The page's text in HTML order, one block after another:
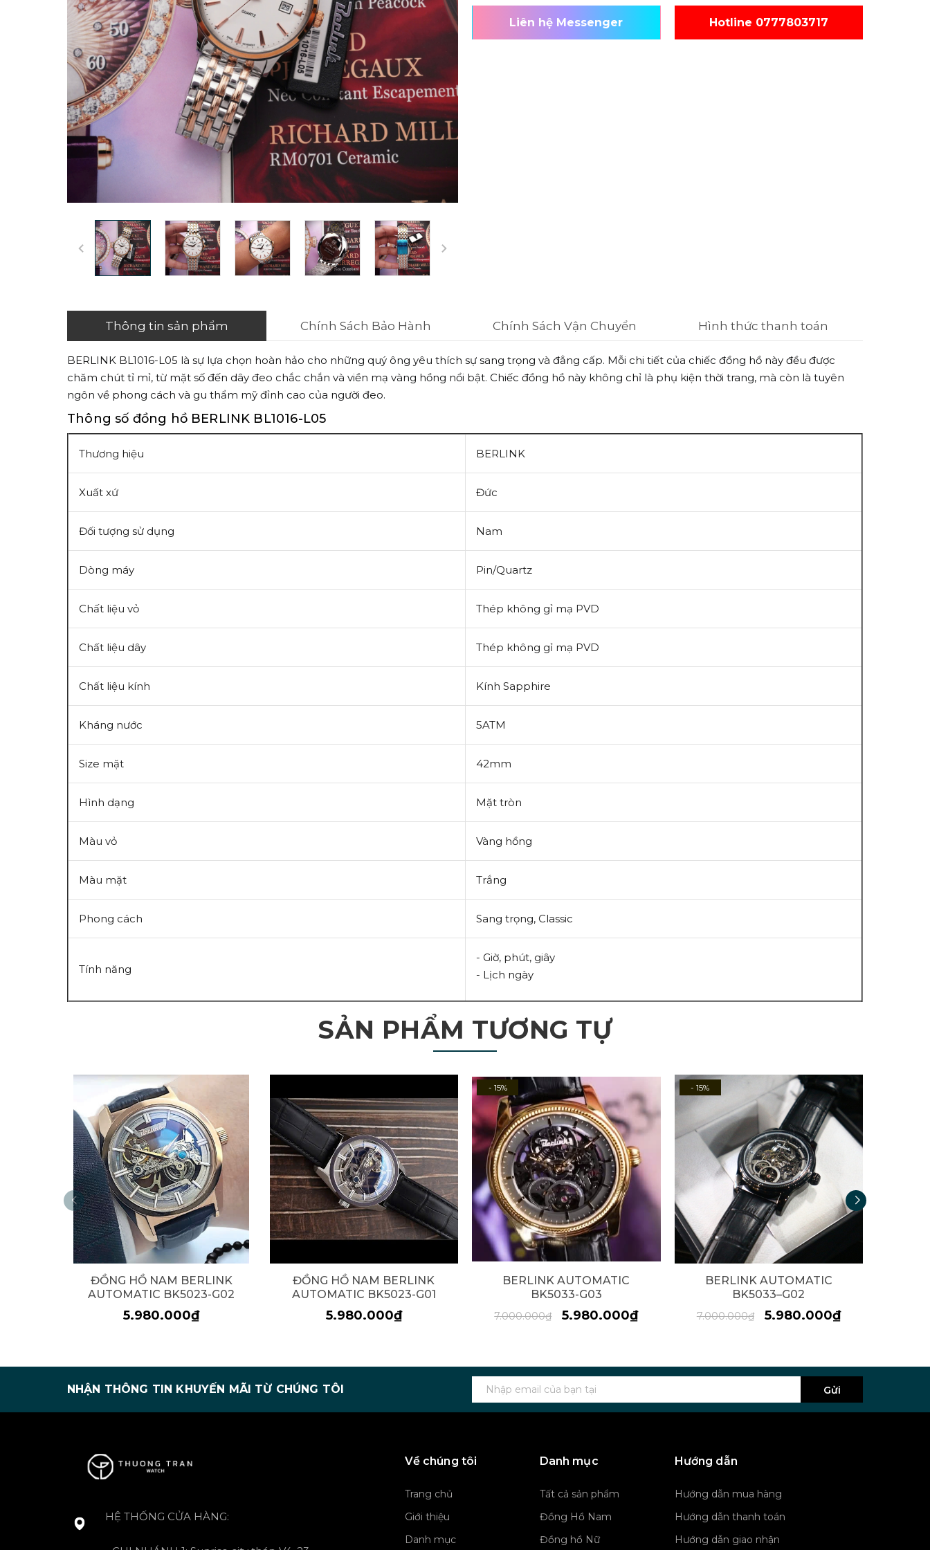
Liên hệ Messenger Hotline 0777803717
Thông tin sản phẩm Chính Sách Bảo Hành Chính Sách Vận Chuyển Hình thức thanh toán
BERLINK BL1016-L05 là sự lựa chọn hoàn hảo cho những quý ông yêu thích sự sang trọng và đẳng cấp. Mỗi chi tiết của chiếc đồng hồ này đều được
chăm chút tỉ mỉ, từ mặt số đến dây đeo chắc chắn và viền mạ vàng hồng nổi bật. Chiếc đồng hồ này không chỉ là phụ kiện thời trang, mà còn là tuyên
ngôn về phong cách và gu thẩm mỹ đỉnh cao của người đeo.
Thông số đồng hồ BERLINK BL1016-L05
Thương hiệu BERLINK
Xuất xứ Đức
Đối tượng sử dụng Nam
Dòng máy Pin/Quartz
Chất liệu vỏ Thép không gỉ mạ PVD
Chất liệu dây Thép không gỉ mạ PVD
Chất liệu kính Kính Sapphire
Kháng nước 5ATM
Size mặt 42mm
Hình dạng Mặt tròn
Màu vỏ Vàng hồng
Màu mặt Trắng
Phong cách Sang trọng, Classic
Tính năng
- Giờ, phút, giây
- Lịch ngày
SẢN PHẨM TƯƠNG TỰ
ĐỒNG HỒ NAM BERLINK
AUTOMATIC BK5023-G02
5.980.000₫
ĐỒNG HỒ NAM BERLINK
AUTOMATIC BK5023-G01
5.980.000₫
- 15%
BERLINK AUTOMATIC
BK5033-G03
7.000.000₫ 5.980.000₫
- 15%
BERLINK AUTOMATIC
BK5033–G02
7.000.000₫ 5.980.000₫
NHẬN THÔNG TIN KHUYẾN MÃI TỪ CHÚNG TÔI Gửi
HỆ THỐNG CỬA HÀNG:
Về chúng tôi
Trang chủ
Giới thiệu
Danh mục
Danh mục
Tất cả sản phẩm
Đồng Hồ Nam
Đồng hồ Nữ
Hướng dẫn
Hướng dẫn mua hàng
Hướng dẫn thanh toán
Hướng dẫn giao nhận